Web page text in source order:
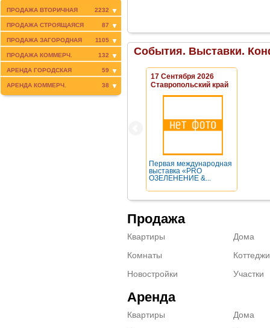
ПРОДАЖА ВТОРИЧНАЯ 2232
ПРОДАЖА СТРОЯЩАЯСЯ 87
ПРОДАЖА ЗАГОРОДНАЯ 1105
ПРОДАЖА КОММЕРЧ. 132
АРЕНДА ГОРОДСКАЯ 59
АРЕНДА КОММЕРЧ. 38
События. Выставки.
17 Сентября 2026
Ставропольский край
Первая международная
выставка «PRO
ОЗЕЛЕНЕНИЕ &...
Продажа
Квартиры
Комнаты
Новостройки
Дома
Коттеджи
Участки
Аренда
Квартиры
Дома